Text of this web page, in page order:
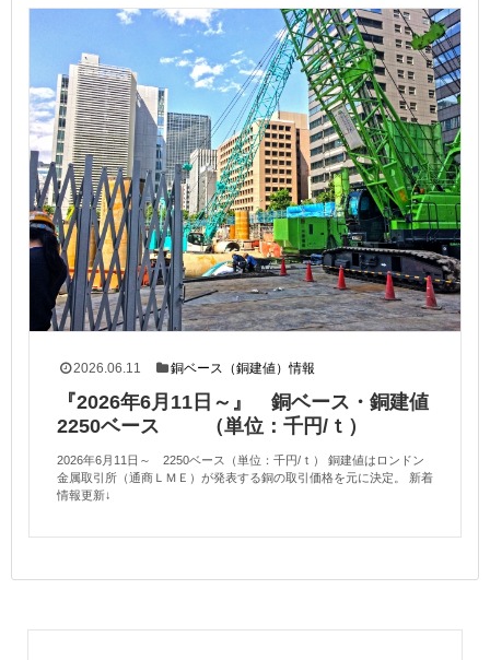
2026.06.11 銅ベース（銅建値）情報
『2026年6月11日～』 銅ベース・銅建値
2250ベース （単位：千円/ｔ）
2026年6月11日～ 2250ベース（単位：千円/ｔ） 銅建値はロンドン
金属取引所（通商ＬＭＥ）が発表する銅の取引価格を元に決定。 新着
情報更新↓